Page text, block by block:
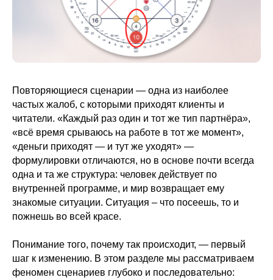
Повторяющиеся сценарии — одна из наиболее
частых жалоб, с которыми приходят клиенты и
читатели. «Каждый раз один и тот же тип партнёра»,
«всё время срываюсь на работе в тот же момент»,
«деньги приходят — и тут же уходят» —
формулировки отличаются, но в основе почти всегда
одна и та же структура: человек действует по
внутренней программе, и мир возвращает ему
знакомые ситуации. Ситуация – что посеешь, то и
пожнешь во всей красе.
Понимание того, почему так происходит, — первый
шаг к изменению. В этом разделе мы рассматриваем
феномен сценариев глубоко и последовательно: